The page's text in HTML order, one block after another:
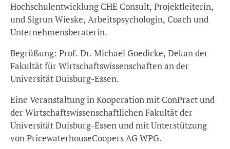
Hochschulentwicklung CHE Consult, Projektleiterin,
und Sigrun Wieske, Arbeitspsychologin, Coach und
Unternehmensberaterin.
Begrüßung: Prof. Dr. Michael Goedicke, Dekan der
Fakultät für Wirtschaftswissenschaften an der
Universität Duisburg-Essen.
Eine Veranstaltung in Kooperation mit ConPract und
der Wirtschaftswissenschaftlichen Fakultät der
Universität Duisburg-Essen und mit Unterstützung
von PricewaterhouseCoopers AG WPG.